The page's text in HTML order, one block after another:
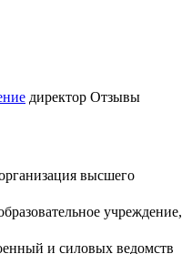
директор Отзывы
высшего
учреждение,
и силовых ведомств